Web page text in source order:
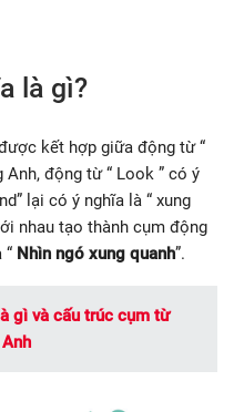
là gì?
kết hợp giữa động từ “
Anh, động từ “ Look ” có ý
lại có ý nghĩa là “ xung
nhau tạo thành cụm động
“ Nhìn ngó xung quanh”.
gì và cấu trúc cụm từ